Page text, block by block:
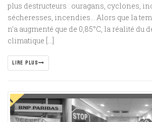
plus destructeurs : ouragans, cyclones,
sécheresses, incendies… Alors que la
n’a augmenté que de 0,85°C, la réalité du
climatique […]
LIRE PLUS